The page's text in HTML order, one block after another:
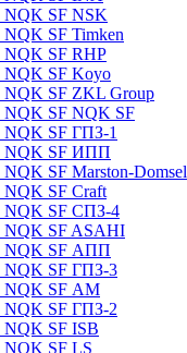
NSK
Timken
RHP
Koyo
ZKL Group
NQK SF
ГПЗ-1
ИПП
Marston-Domsel
Craft
СПЗ-4
ASAHI
АПП
ГПЗ-3
АМ
ГПЗ-2
ISB
LS